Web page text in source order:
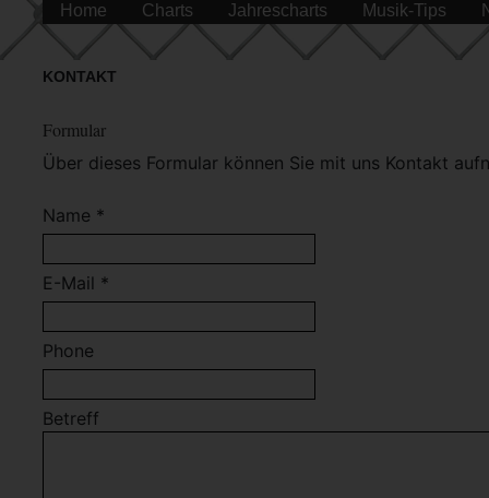
Home Charts Jahrescharts Musik-Tips
KONTAKT
Formular
Über dieses Formular können Sie mit uns Kontakt
Name *
E-Mail *
Phone
Betreff